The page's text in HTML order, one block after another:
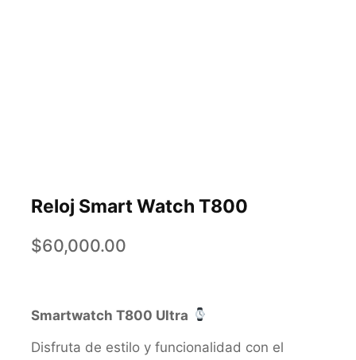
Reloj Smart Watch T800
$60,000.00
Smartwatch T800 Ultra
Disfruta de estilo y funcionalidad con el